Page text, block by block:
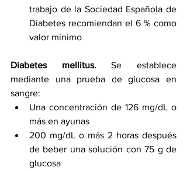
trabajo de la Sociedad Española de
Diabetes recomiendan el 6 % como
valor mínimo
Diabetes mellitus. Se establece
mediante una prueba de glucosa en
sangre:
Una concentración de 126 mg/dL o
más en ayunas
200 mg/dL o más 2 horas después
de beber una solución con 75 g de
glucosa